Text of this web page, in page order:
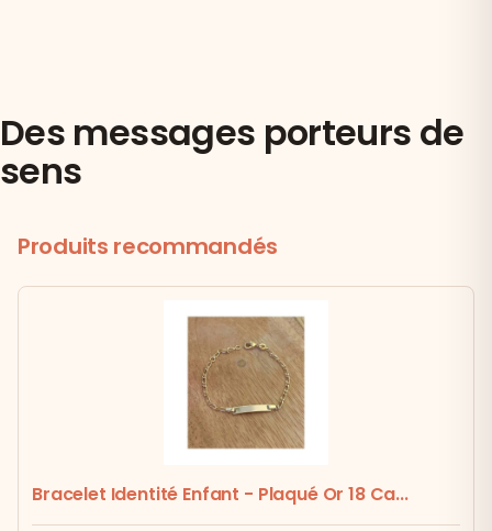
Des messages porteurs de
sens
Produits recommandés
Bracelet Identité Enfant - Plaqué Or 18 Ca...